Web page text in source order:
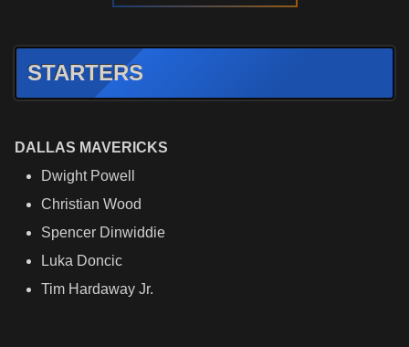
STARTERS
DALLAS MAVERICKS
Dwight Powell
Christian Wood
Spencer Dinwiddie
Luka Doncic
Tim Hardaway Jr.